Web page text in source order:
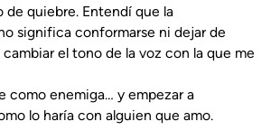
de quiebre. Entendí que la
significa conformarse ni dejar de
el tono de la voz con la que me
como enemiga… y empezar a
lo haría con alguien que amo.